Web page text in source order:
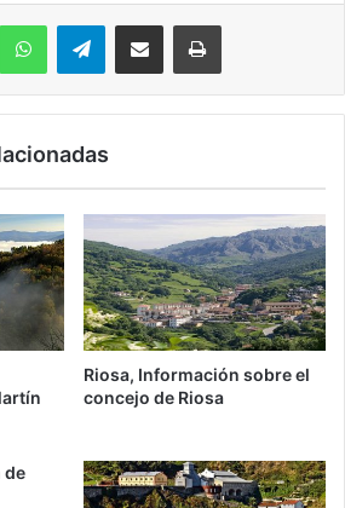
WhatsAppTelegramCompartir por correo electrónicoImprimir
Riosa, Información sobre el
concejo de Riosa
de